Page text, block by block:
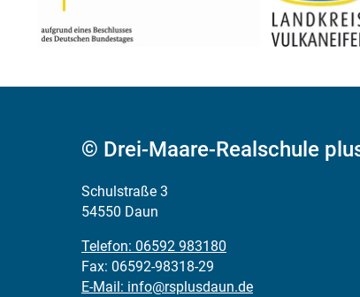
© Drei-Maare-Realschule
Schulstraße 3
54550 Daun
Telefon: 06592 983180
Fax: 06592-98318-29
E-Mail: info@rsplusdaun.de